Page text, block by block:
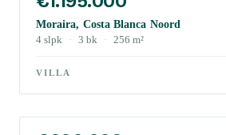
Moraira, Costa Blanca Noord
4 slpk · 3 bk · 256 m²
VILLA